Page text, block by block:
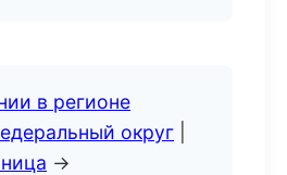
в регионе
округ
→